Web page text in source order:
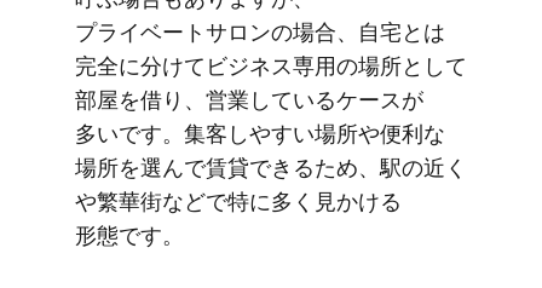
プライベートサロンの​場合、​自宅とは​
完全に​分けて​ビジネス専用の​場所と​して​
部屋を​借り、​営業している​ケースが​
多いです。​集客しやすい​場所や​便利な​
場所を​選んで​賃貸できる​ため、​駅の​近く​
や繁華街などで​特に​多く​見かける​
形態です。